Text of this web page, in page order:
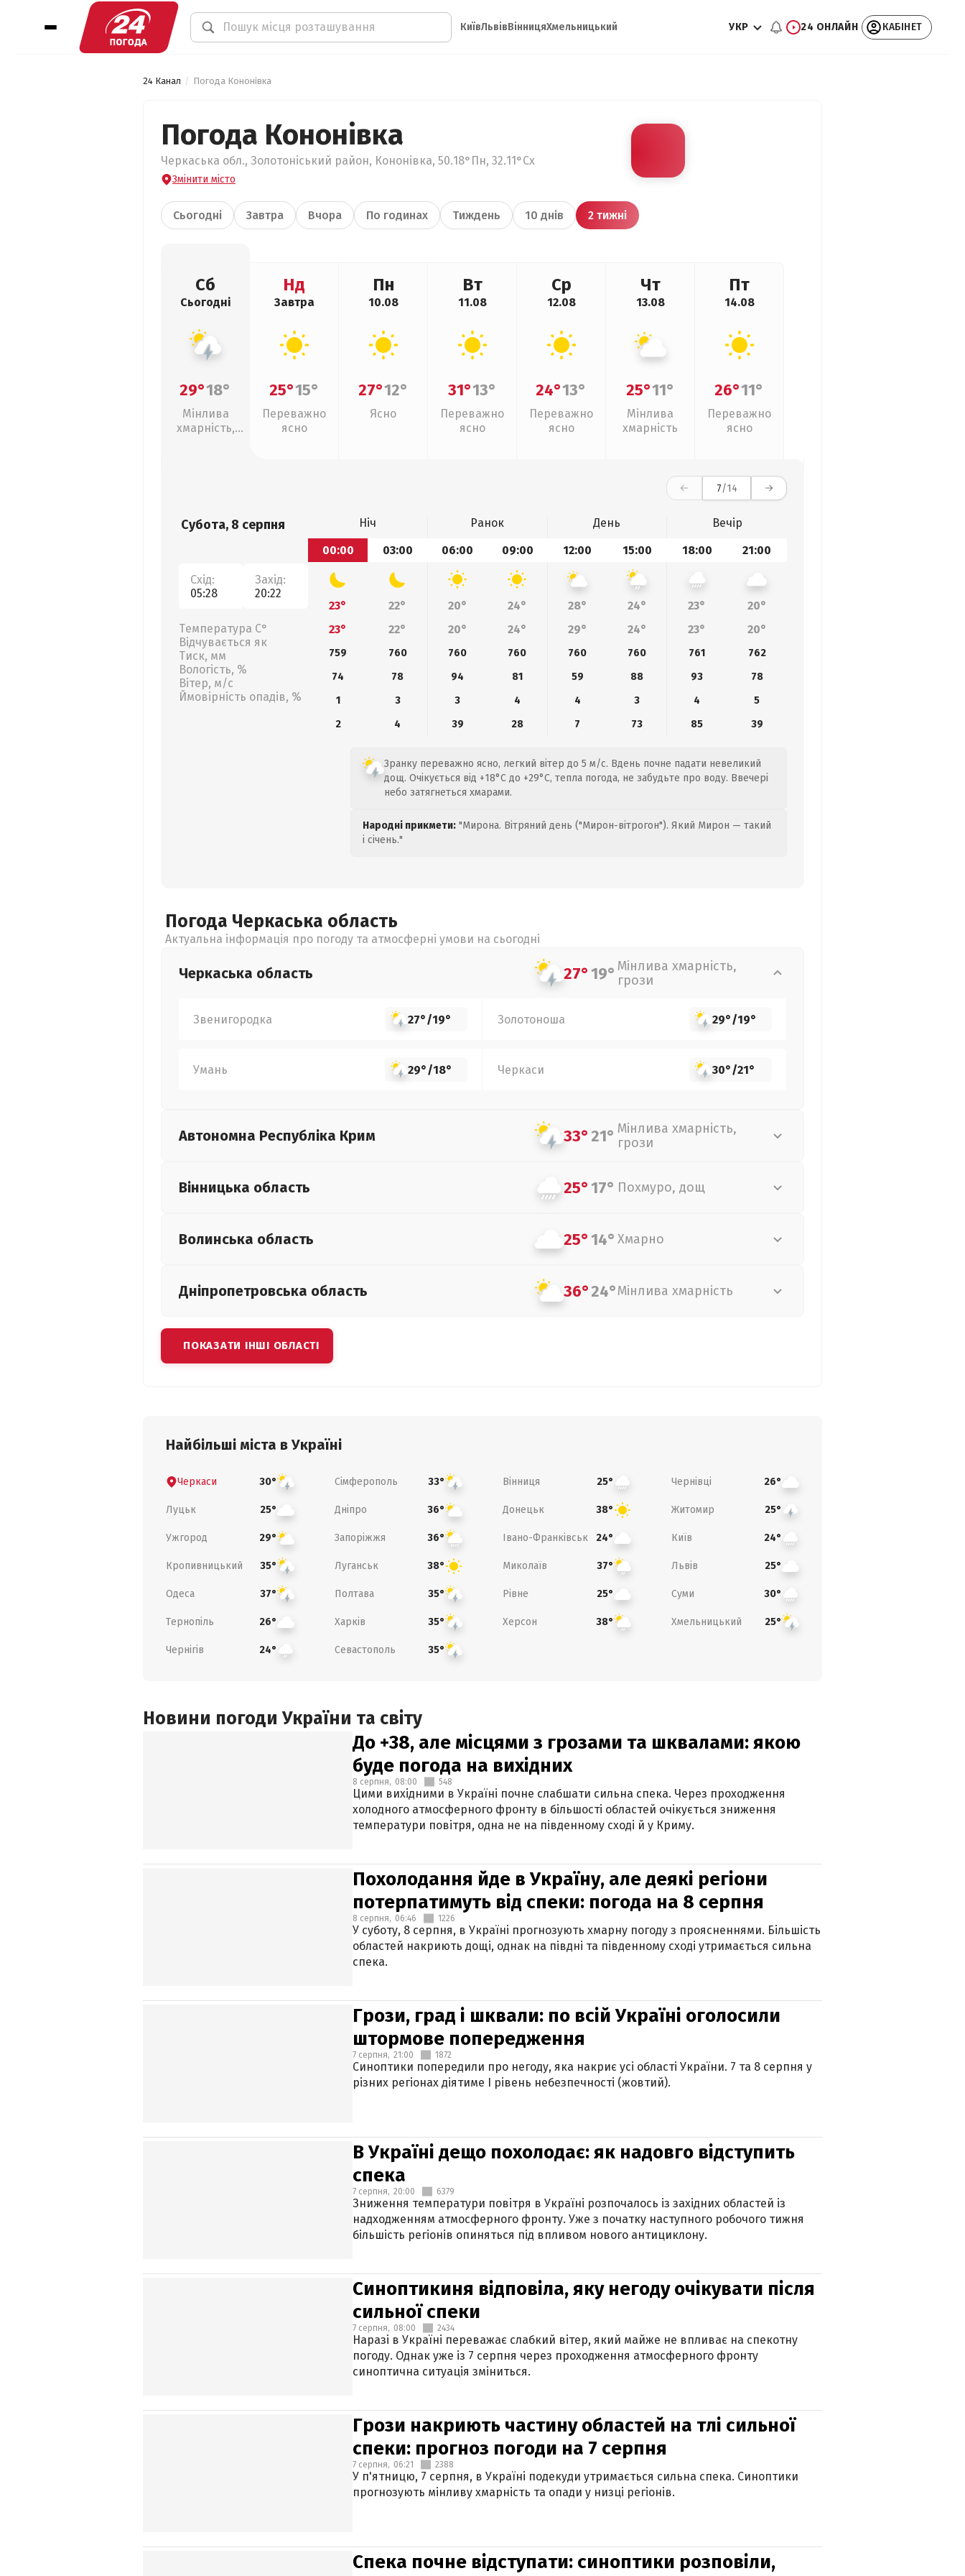
КиївЛьвівВінницяХмельницький УКР 24 ОНЛАЙН КАБІНЕТ
24 Канал Погода Кононівка
Погода Кононівка
Черкаська обл., Золотоніський район, Кононівка, 50.18°Пн, 32.11°Сх
Змінити місто
Сьогодні Завтра Вчора По годинах Тиждень 10 днів 2 тижні
Сб
Сьогодні
29°18°
Мінлива
хмарність,
Нд
Завтра
25°15°
Переважно
ясно
Пн
10.08
27°12°
Ясно
Вт
11.08
31°13°
Переважно
ясно
Ср
12.08
24°13°
Переважно
ясно
Чт
13.08
25°11°
Мінлива
хмарність
Пт
14.08
26°11°
Переважно
ясно
7/14
Субота, 8 серпня
Схід:
05:28
Захід:
20:22
Температура С°
Відчувається як
Тиск, мм
Вологість, %
Вітер, м/с
Ймовірність опадів, %
Ніч Ранок День
Вечір
00:00
03:00 06:00 09:00 12:00 15:00 18:00 21:00
23° 22° 20° 24° 28° 24° 23°
20°
23°
22° 20° 24° 29° 24° 23° 20°
759 760 760 760 760 760 761
762
74
78 94 81 59 88 93
78
1
3 3 4 4 3 4
5
2
4 39 28 7 73 85 39
Зранку переважно ясно, легкий вітер до 5 м/с. Вдень почне падати невеликий
дощ. Очікується від +18°C до +29°C, тепла погода, не забудьте про воду. Ввечері
небо затягнеться хмарами.
Народні прикмети: "Мирона. Вітряний день ("Мирон-вітрогон"). Який Мирон — такий
і січень."
Погода Черкаська область
Актуальна інформація про погоду та атмосферні умови на сьогодні
Черкаська область 27°19° Мінлива хмарність,
грози
Звенигородка 27°/19° Золотоноша 29°/19°
Умань 29°/18° Черкаси 30°/21°
Автономна Республіка Крим 33°21° Мінлива хмарність,
грози
Вінницька область 25°17° Похмуро, дощ
Волинська область 25°14° Хмарно
Дніпропетровська область 36°24°Мінлива хмарність
ПОКАЗАТИ ІНШІ ОБЛАСТІ
Найбільші міста в Україні
Черкаси 30° Сімферополь 33° Вінниця 25° Чернівці 26°
Луцьк 25° Дніпро 36° Донецьк 38° Житомир 25°
Ужгород 29° Запоріжжя 36° Івано-Франківськ 24° Київ 24°
Кропивницький 35° Луганськ 38° Миколаїв 37° Львів 25°
Одеса 37° Полтава 35° Рівне 25° Суми 30°
Тернопіль 26° Харків 35° Херсон 38° Хмельницький 25°
Чернігів 24° Севастополь 35°
Новини погоди України та світу
До +38, але місцями з грозами та шквалами: якою
буде погода на вихідних
8 серпня, 08:00 548
Цими вихідними в Україні почне слабшати сильна спека. Через проходження
холодного атмосферного фронту в більшості областей очікується зниження
температури повітря, одна не на південному сході й у Криму.
Похолодання йде в Україну, але деякі регіони
потерпатимуть від спеки: погода на 8 серпня
8 серпня, 06:46 1226
У суботу, 8 серпня, в Україні прогнозують хмарну погоду з проясненнями. Більшість
областей накриють дощі, однак на півдні та південному сході утримається сильна
спека.
Грози, град і шквали: по всій Україні оголосили
штормове попередження
7 серпня, 21:00 1872
Синоптики попередили про негоду, яка накриє усі області України. 7 та 8 серпня у
різних регіонах діятиме І рівень небезпечності (жовтий).
В Україні дещо похолодає: як надовго відступить
спека
7 серпня, 20:00 6379
Зниження температури повітря в Україні розпочалось із західних областей із
надходженням атмосферного фронту. Уже з початку наступного робочого тижня
більшість регіонів опиняться під впливом нового антициклону.
Синоптикиня відповіла, яку негоду очікувати після
сильної спеки
7 серпня, 08:00 2434
Наразі в Україні переважає слабкий вітер, який майже не впливає на спекотну
погоду. Однак уже із 7 серпня через проходження атмосферного фронту
синоптична ситуація зміниться.
Грози накриють частину областей на тлі сильної
спеки: прогноз погоди на 7 серпня
7 серпня, 06:21 2388
У п'ятницю, 7 серпня, в Україні подекуди утримається сильна спека. Синоптики
прогнозують мінливу хмарність та опади у низці регіонів.
Спека почне відступати: синоптики розповіли,